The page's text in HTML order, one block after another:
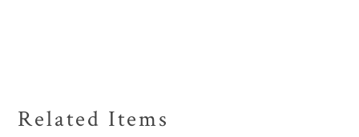
Related Items